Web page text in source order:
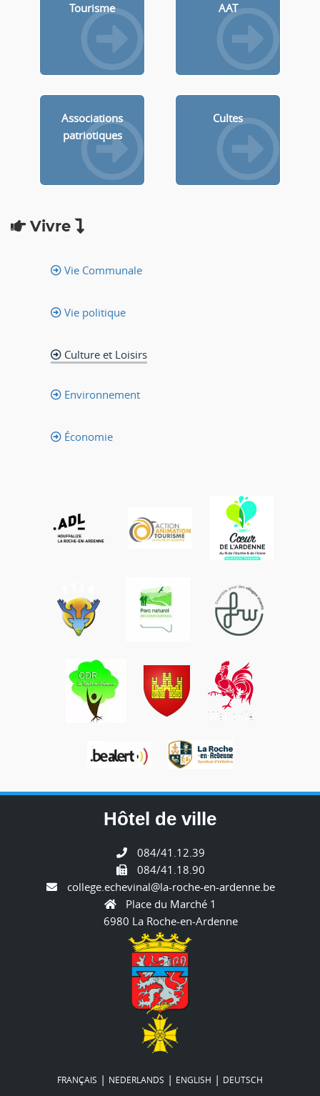
Tourisme AAT
Associations
patriotiques
Cultes
Vivre
Vie Communale
Vie politique
Culture et Loisirs
Environnement
Économie
Hôtel de ville
084/41.12.39
084/41.18.90
college.echevinal@la-roche-en-ardenne.be
Place du Marché 1
6980 La Roche-en-Ardenne
FRANÇAIS | NEDERLANDS | ENGLISH | DEUTSCH